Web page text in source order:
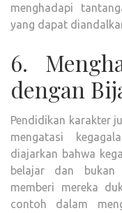
menghadapi
yang dapat
6.
dengan
Pendidikan karakter
mengatasi
diajarkan bahwa
belajar dan bukan
memberi mereka
contoh dalam